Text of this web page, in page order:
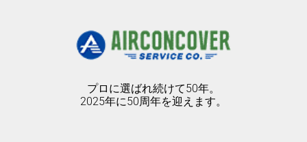
プロに選ばれ続けて50年。
2025年に50周年を迎えます。